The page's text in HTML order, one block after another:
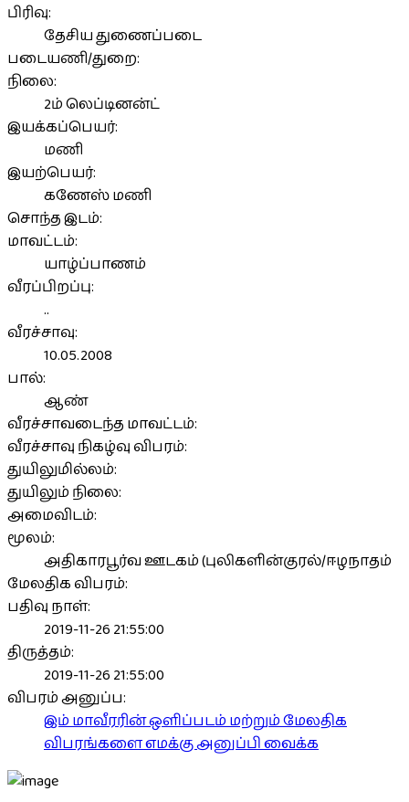
பிரிவு:
தேசிய துணைப்படை
படையணி/துறை:
நிலை:
2ம் லெப்டினன்ட்
இயக்கப்பெயர்:
மணி
இயற்பெயர்:
கணேஸ் மணி
சொந்த இடம்:
மாவட்டம்:
யாழ்ப்பாணம்
வீரப்பிறப்பு:
..
வீரச்சாவு:
10.05.2008
பால்:
ஆண்
வீரச்சாவடைந்த மாவட்டம்:
வீரச்சாவு நிகழ்வு விபரம்:
துயிலுமில்லம்:
துயிலும் நிலை:
அமைவிடம்:
மூலம்:
அதிகாரபூர்வ ஊடகம் (புலிகளின்குரல்/ஈழநாதம்
மேலதிக விபரம்:
பதிவு நாள்:
2019-11-26 21:55:00
திருத்தம்:
2019-11-26 21:55:00
விபரம் அனுப்ப:
இம் மாவீரரின் ஒளிப்படம் மற்றும் மேலதிக
விபரங்களை எமக்கு அனுப்பி வைக்க